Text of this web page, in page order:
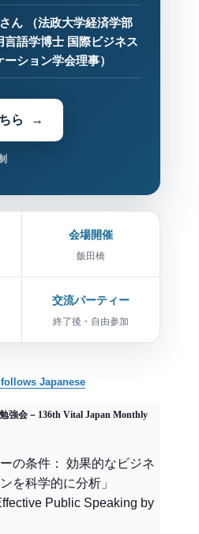
ん （法政大学経済学部
言語学博士 国際ビジネス
ーション学会理事）
ら
会場開催
飯田橋
交流パーティー
終了後・自由参加
Japanese
強会 – 136th Vital Japan Monthly
の条件： 効果的なビジネ
を科学的に分析」
Public Speaking by